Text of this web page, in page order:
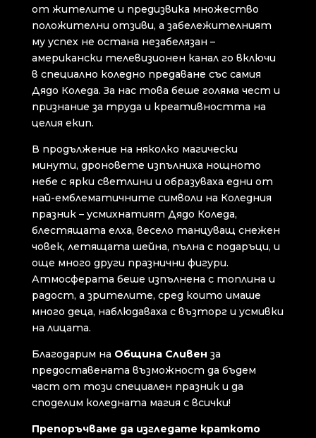
от жителите и предизвика множество
положителни отзиви, а забележителният
му успех не остана незабелязан –
американски телевизионен канал го включи
в специално коледно предаване със самия
Дядо Коледа. За нас това беше голяма чест и
признание за труда и креативността на
целия екип.
В продължение на няколко магически
минути, дроновете изпълниха нощното
небе с ярки светлини и образуваха едни от
най-емблематичните символи на Коледния
празник – усмихнатият Дядо Коледа,
блестящата елха, весело танцуващ снежен
човек, летящата шейна, пълна с подаръци, и
още много други празнични фигури.
Атмосферата беше изпълнена с топлина и
радост, а зрителите, сред които имаше
много деца, наблюдаваха с възторг и усмивки
на лицата.
Благодарим на Община Сливен за
предоставената възможност да бъдем
част от този специален празник и да
споделим коледната магия с всички!
Препоръчваме да изгледате краткото